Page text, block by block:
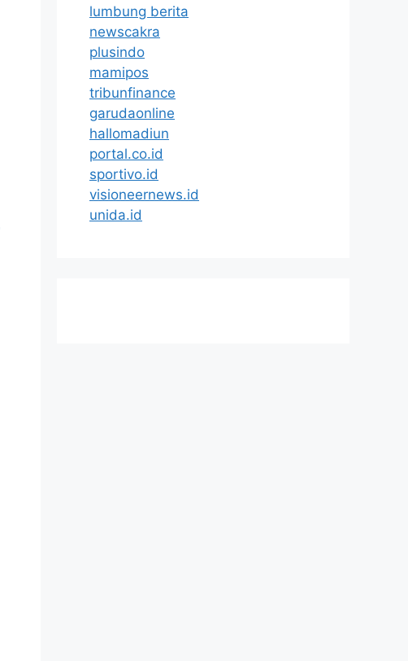
lumbung berita
newscakra
plusindo
mamipos
tribunfinance
garudaonline
hallomadiun
portal.co.id
sportivo.id
visioneernews.id
unida.id